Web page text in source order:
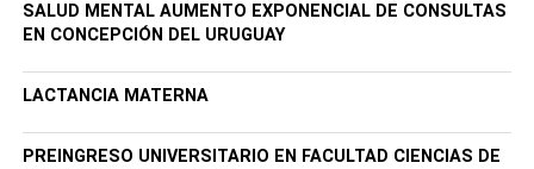
SALUD MENTAL AUMENTO EXPONENCIAL DE CONSULTAS
EN CONCEPCIÓN DEL URUGUAY
LACTANCIA MATERNA
PREINGRESO UNIVERSITARIO EN FACULTAD CIENCIAS DE